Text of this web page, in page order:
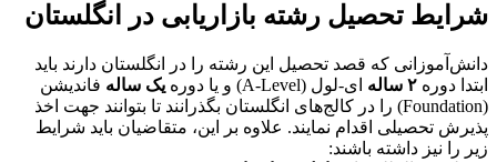
شرایط تحصیل رشته بازاریابی در انگلستان
دانش‌آموزانی که قصد تحصیل این رشته را در انگلستان دارند باید
ابتدا دوره ۲ ساله ای-لول (A-Level) و یا دوره یک ساله فاندیشن
(Foundation) را در کالج‌های انگلستان بگذرانند تا بتوانند جهت اخذ
پذیرش تحصیلی اقدام نمایند. علاوه بر این، متقاضیان باید شرایط
زیر را نیز داشته باشند: